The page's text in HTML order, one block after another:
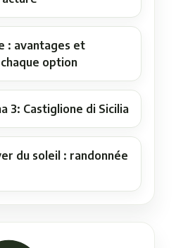
: avantages et
option
3: Castiglione di Sicilia
du soleil : randonnée